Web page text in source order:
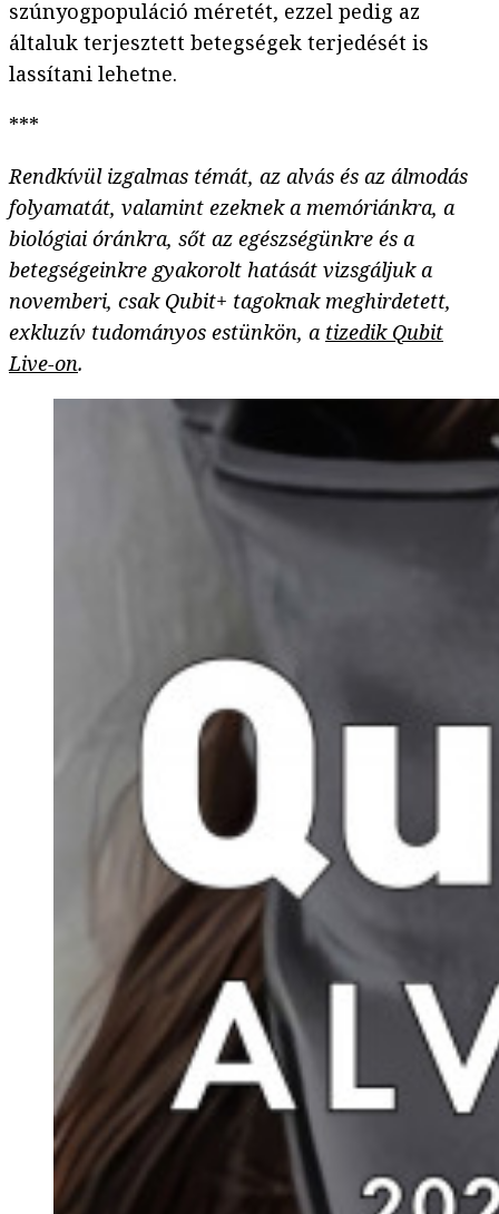
szúnyogpopuláció méretét, ezzel pedig az
általuk terjesztett betegségek terjedését is
lassítani lehetne.
***
Rendkívül izgalmas témát, az alvás és az álmodás
folyamatát, valamint ezeknek a memóriánkra, a
biológiai óránkra, sőt az egészségünkre és a
betegségeinkre gyakorolt hatását vizsgáljuk a
novemberi, csak Qubit+ tagoknak meghirdetett,
exkluzív tudományos estünkön, a tizedik Qubit
Live-on.